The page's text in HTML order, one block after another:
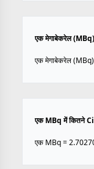
एक मेगाबेकरेल
एक मेगाबेकरेल
एक MBq में कितने Ci
एक MBq =